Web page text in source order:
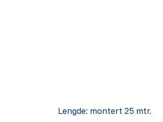
Lengde: montert 25 mtr.